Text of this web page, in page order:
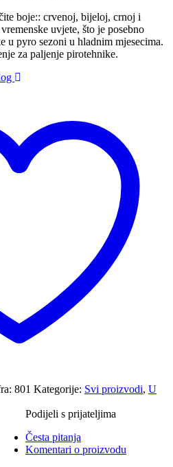
boje:: crvenoj, bijeloj, crnoj i
uvjete, što je posebno
u pyro sezoni u hladnim mjesecima.
za paljenje pirotehnike.
801 Kategorije: Svi proizvodi, U
Podijeli s prijateljima
Česta pitanja
Komentari o proizvodu